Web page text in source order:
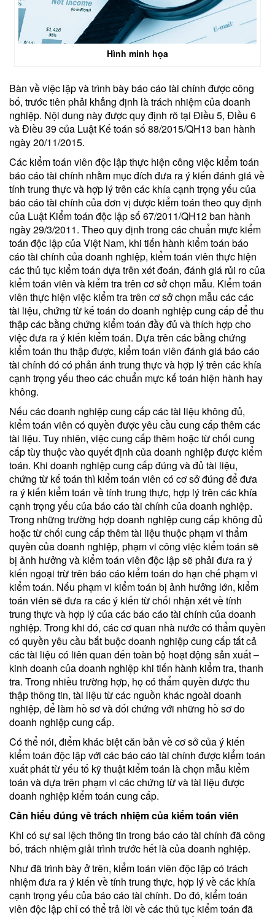
Hình minh họa
Bàn về việc lập và trình bày báo cáo tài chính được công
bố, trước tiên phải khẳng định là trách nhiệm của doanh
nghiệp. Nội dung này được quy định rõ tại Điều 5, Điều 6
và Điều 39 của Luật Kế toán số 88/2015/QH13 ban hành
ngày 20/11/2015.
Các kiểm toán viên độc lập thực hiện công việc kiểm toán
báo cáo tài chính nhằm mục đích đưa ra ý kiến đánh giá về
tính trung thực và hợp lý trên các khía cạnh trọng yếu của
báo cáo tài chính của đơn vị được kiểm toán theo quy định
của Luật Kiểm toán độc lập số 67/2011/QH12 ban hành
ngày 29/3/2011. Theo quy định trong các chuẩn mực kiểm
toán độc lập của Việt Nam, khi tiến hành kiểm toán báo
cáo tài chính của doanh nghiệp, kiểm toán viên thực hiện
các thủ tục kiểm toán dựa trên xét đoán, đánh giá rủi ro của
kiểm toán viên và kiểm tra trên cơ sở chọn mẫu. Kiểm toán
viên thực hiện việc kiểm tra trên cơ sở chọn mẫu các các
tài liệu, chứng từ kế toán do doanh nghiệp cung cấp để thu
thập các bằng chứng kiểm toán đầy đủ và thích hợp cho
việc đưa ra ý kiến kiểm toán. Dựa trên các bằng chứng
kiểm toán thu thập được, kiểm toán viên đánh giá báo cáo
tài chính đó có phản ánh trung thực và hợp lý trên các khía
cạnh trọng yếu theo các chuẩn mực kế toán hiện hành hay
không.
Nếu các doanh nghiệp cung cấp các tài liệu không đủ,
kiểm toán viên có quyền được yêu cầu cung cấp thêm các
tài liệu. Tuy nhiên, việc cung cấp thêm hoặc từ chối cung
cấp tùy thuộc vào quyết định của doanh nghiệp được kiểm
toán. Khi doanh nghiệp cung cấp đúng và đủ tài liệu,
chứng từ kế toán thì kiểm toán viên có cơ sở đúng để đưa
ra ý kiến kiểm toán về tính trung thực, hợp lý trên các khía
cạnh trọng yếu của báo cáo tài chính của doanh nghiệp.
Trong những trường hợp doanh nghiệp cung cấp không đủ
hoặc từ chối cung cấp thêm tài liệu thuộc phạm vi thẩm
quyền của doanh nghiệp, phạm vi công việc kiểm toán sẽ
bị ảnh hưởng và kiểm toán viên độc lập sẽ phải đưa ra ý
kiến ngoại trừ trên báo cáo kiểm toán do hạn chế phạm vi
kiểm toán. Nếu phạm vi kiểm toán bị ảnh hưởng lớn, kiểm
toán viên sẽ đưa ra các ý kiến từ chối nhận xét về tính
trung thực và hợp lý của các báo cáo tài chính của doanh
nghiệp. Trong khi đó, các cơ quan nhà nước có thẩm quyền
có quyền yêu cầu bắt buộc doanh nghiệp cung cấp tất cả
các tài liệu có liên quan đến toàn bộ hoạt động sản xuất –
kinh doanh của doanh nghiệp khi tiến hành kiểm tra, thanh
tra. Trong nhiều trường hợp, họ có thẩm quyền được thu
thập thông tin, tài liệu từ các nguồn khác ngoài doanh
nghiệp, để làm hồ sơ và đối chứng với những hồ sơ do
doanh nghiệp cung cấp.
Có thể nói, điểm khác biệt căn bản về cơ sở của ý kiến
kiểm toán độc lập với các báo cáo tài chính được kiểm toán
xuất phát từ yếu tố kỹ thuật kiểm toán là chọn mẫu kiểm
toán và dựa trên phạm vi các chứng từ và tài liệu được
doanh nghiệp kiểm toán cung cấp.
Cần hiểu đúng về trách nhiệm của kiểm toán viên
Khi có sự sai lệch thông tin trong báo cáo tài chính đã công
bố, trách nhiệm giải trình trước hết là của doanh nghiệp.
Như đã trình bày ở trên, kiểm toán viên độc lập có trách
nhiệm đưa ra ý kiến về tính trung thực, hợp lý về các khía
cạnh trọng yếu của báo cáo tài chính. Do đó, kiểm toán
viên độc lập chỉ có thể trả lời về các thủ tục kiểm toán đã